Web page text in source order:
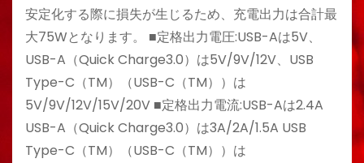
安定化する際に損失が生じるため、充電出力は合計最
大75Wとなります。 ■定格出力電圧:USB-Aは5V、
USB-A（Quick Charge3.0）は5V/9V/12V、USB
Type-C（TM）（USB-C（TM））は
5V/9V/12V/15V/20V ■定格出力電流:USB-Aは2.4A
USB-A（Quick Charge3.0）は3A/2A/1.5A USB
Type-C（TM）（USB-C（TM））は